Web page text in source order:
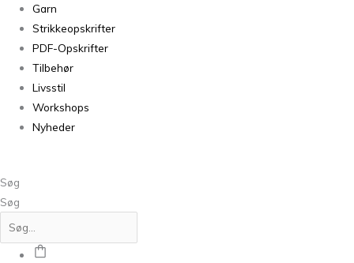
Garn
Strikkeopskrifter
PDF-Opskrifter
Tilbehør
Livsstil
Workshops
Nyheder
Søg
Søg